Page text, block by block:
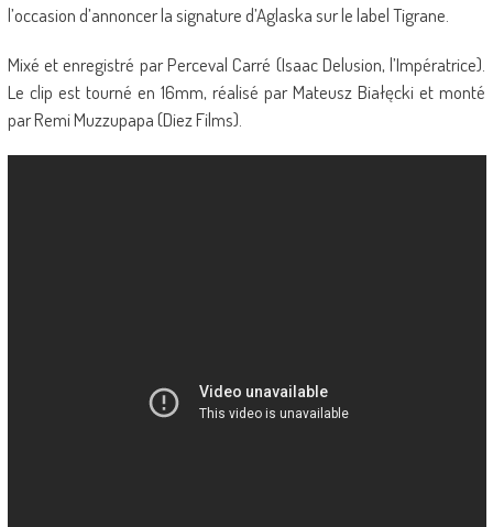
l’occasion d’annoncer la signature d’Aglaska sur le label Tigrane.
Mixé et enregistré par Perceval Carré (Isaac Delusion, l’Impératrice).
Le clip est tourné en 16mm, réalisé par Mateusz Białęcki et monté
par Remi Muzzupapa (Diez Films).